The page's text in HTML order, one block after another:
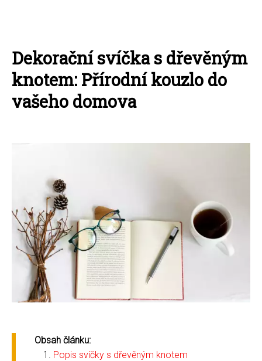
Dekorační svíčka s dřevěným
knotem: Přírodní kouzlo do
vašeho domova
Obsah článku:
Popis svíčky s dřevěným knotem